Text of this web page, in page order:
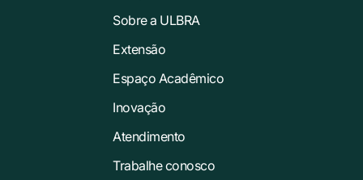
Sobre a ULBRA
Extensão
Espaço Acadêmico
Inovação
Atendimento
Trabalhe conosco